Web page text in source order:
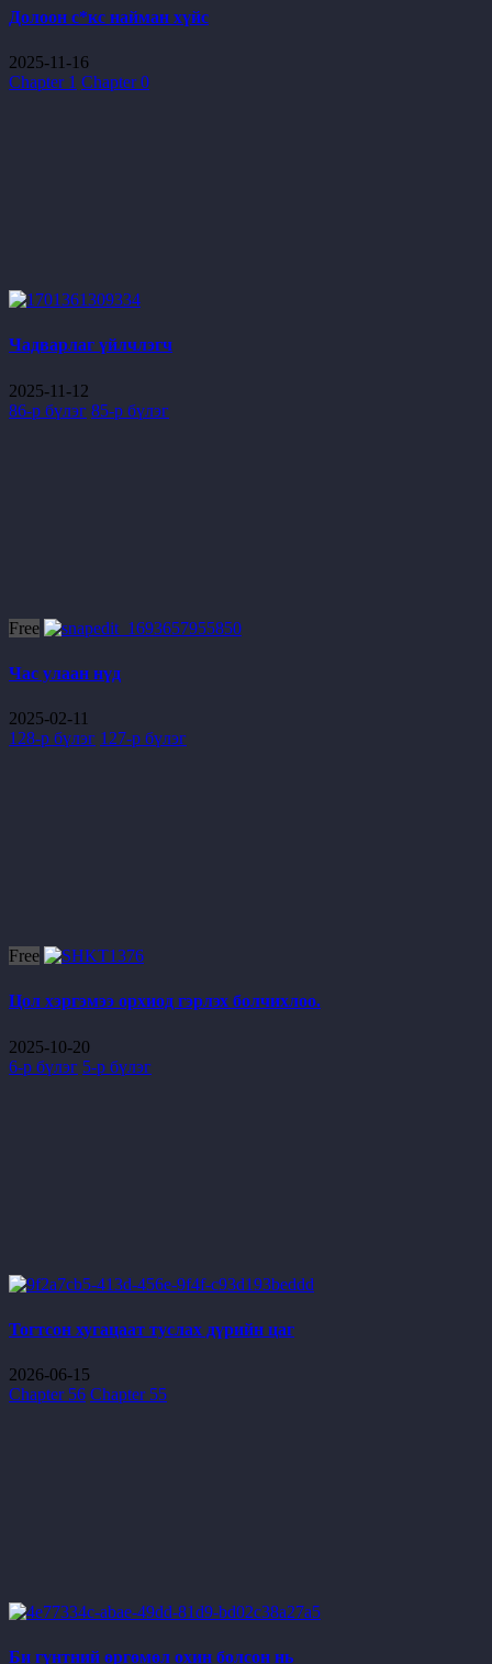
Долоон с*кс найман хүйс
2025-11-16
Chapter 1 Chapter 0
Чадварлаг үйлчлэгч
2025-11-12
86-р бүлэг 85-р бүлэг
Free
Час улаан нүд
2025-02-11
128-р бүлэг 127-р бүлэг
Free
Цол хэргэмээ орхиод гэрлэх болчихлоо.
2025-10-20
6-р бүлэг 5-р бүлэг
Тогтсон хугацаат туслах дүрийн цаг
2026-06-15
Chapter 56 Chapter 55
Би гүнтний өргөмөл охин болсон нь